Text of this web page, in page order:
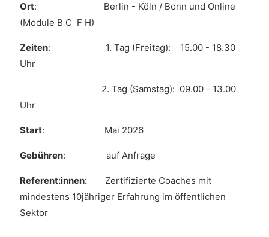
Ort: Berlin - Köln / Bonn und Online
(Module B C F H)
Zeiten: 1. Tag (Freitag): 15.00 - 18.30
Uhr
2. Tag (Samstag): 09.00 - 13.00
Uhr
Start: Mai 2026
Gebühren: auf Anfrage
Referent:innen:
Zertifizierte Coaches mit
mindestens 10jähriger Erfahrung im öffentlichen
Sektor